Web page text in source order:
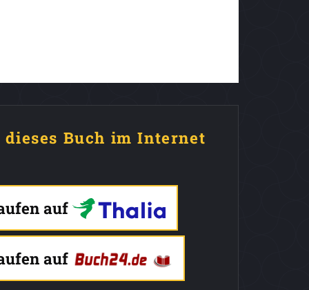
dieses Buch im Internet
auf
auf